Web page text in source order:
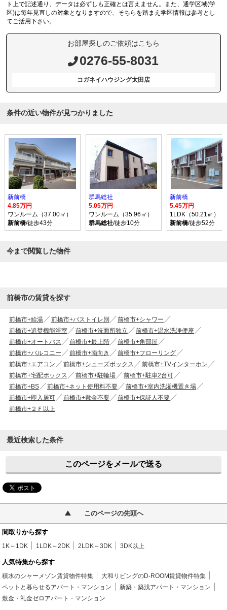
ト上で記述通り、データは必ずしも正確とは言えません。また、通学区域(学
区)は毎年見直しの対象となりますので、そちらを踏まえ学区情報は参考とし
てご活用下さい。
お部屋探しのご依頼はこちら
0276-55-8031
コガネイハウジング太田店
条件の近い物件が見つかりました
新前橋
4.85万円
ワンルーム（37.00㎡）
新前橋/徒歩43分
群馬総社
5.05万円
ワンルーム（35.96㎡）
群馬総社/徒歩10分
新前橋
5.45万円
1LDK（50.21㎡）
新前橋/徒歩52分
今まで閲覧した物件
前橋市の賃貸を探す
前橋市+給湯 前橋市+バストイレ別
前橋市+シャワー
前橋市+追焚機能浴室
前橋市+洗面所独立
前橋市+温水洗浄便座
前橋市+オートバス
前橋市+最上階
前橋市+角部屋
前橋市+バルコニー
前橋市+南向き
前橋市+フローリング
前橋市+エアコン
前橋市+シューズボックス
前橋市+TVインターホン
前橋市+宅配ボックス
前橋市+駐輪場
前橋市+駐車2台可
前橋市+BS
前橋市+ネット使用料不要
前橋市+室内洗濯機置き場
前橋市+即入居可
前橋市+敷金不要
前橋市+保証人不要
前橋市+２Ｆ以上
最近検索した条件
このページをメールで送る
このページの先頭へ
間取りから探す
1K～1DK 1LDK～2DK 2LDK～3DK 3DK以上
人気特集から探す
積水のシャーメゾン賃貸物件特集
大和リビングのD-ROOM賃貸物件特集
ペットと暮らせるアパート・マンション
新築・築浅アパート・マンション
敷金・礼金ゼロアパート・マンション